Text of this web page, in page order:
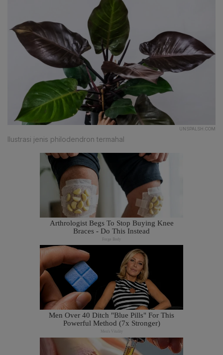
UNSPALSH.COM
Ilustrasi jenis philodendron termahal